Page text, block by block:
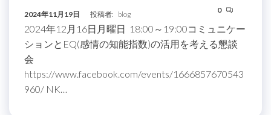
2024年11月19日 投稿者: blog 0
2024年12月16日月曜日 18:00～19:00コミュニケー
ションとEQ(感情の知能指数)の活用を考える懇談
会
https://www.facebook.com/events/1666857670543
960/ NK…